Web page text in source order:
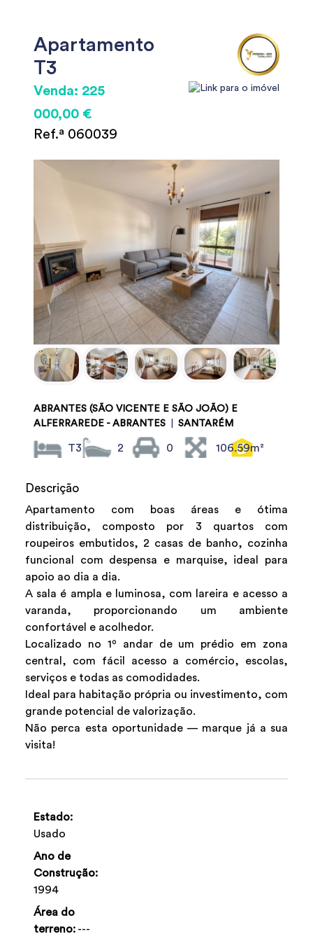
Apartamento
T3
Venda: 225
000,00 €
Ref.ª 060039
ABRANTES (SÃO VICENTE E SÃO JOÃO) E
ALFERRAREDE - ABRANTES
SANTARÉM
T3 2 0 106.59m²
Descrição
Apartamento com boas áreas e ótima
distribuição, composto por 3 quartos com
roupeiros embutidos, 2 casas de banho, cozinha
funcional com despensa e marquise, ideal para
apoio ao dia a dia.
A sala é ampla e luminosa, com lareira e acesso a
varanda, proporcionando um ambiente
confortável e acolhedor.
Localizado no 1º andar de um prédio em zona
central, com fácil acesso a comércio, escolas,
serviços e todas as comodidades.
Ideal para habitação própria ou investimento, com
grande potencial de valorização.
Não perca esta oportunidade — marque já a sua
visita!
Estado:
Usado
Ano de
Construção:
1994
Área do
terreno: ---